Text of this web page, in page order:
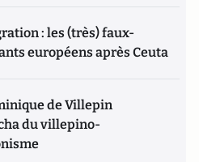
: les (très) faux-
européens après Ceuta
de Villepin
du villepino-